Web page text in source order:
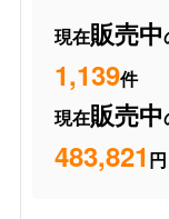
現在販売中
1,139件
現在販売中
483,821